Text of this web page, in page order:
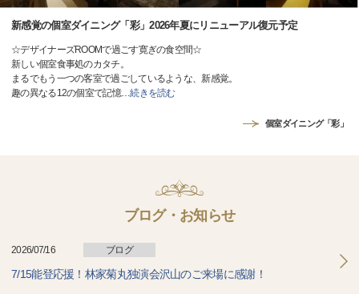
新感覚の個室ダイニング「彩」2026年夏にリニューアル復元予定
☆デザイナーズROOMで過ごす寛ぎの食空間☆
新しい個室食事処のカタチ。
まるでもう一つの客室で過ごしているような、新感覚。
趣の異なる12の個室で記憶…続きを読む
個室ダイニング「彩」
ブログ・お知らせ
2026/07/16 ブログ
7/15能登応援！林家菊丸独演会沢山のご来場に感謝！